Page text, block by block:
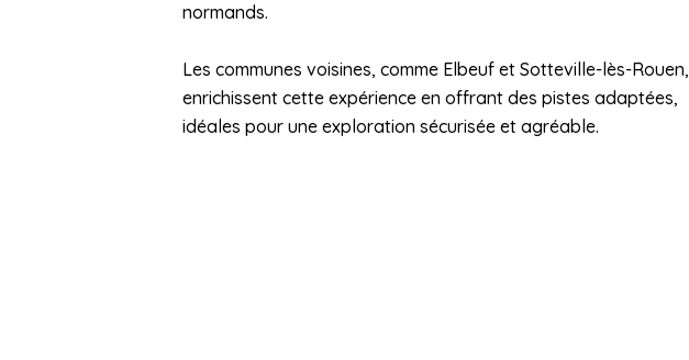
normands.
Les communes voisines, comme Elbeuf et Sotteville-lès-Rouen,
enrichissent cette expérience en offrant des pistes adaptées,
idéales pour une exploration sécurisée et agréable.